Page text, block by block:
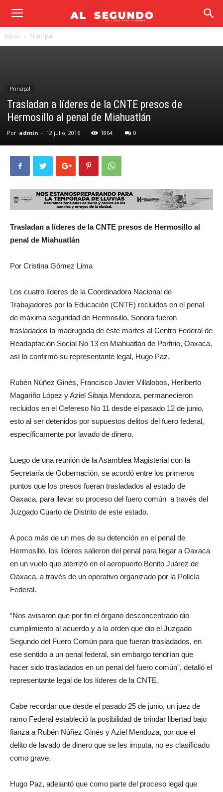
Inicio Principal
Principal
Trasladan a líderes de la CNTE presos de
Hermosillo al penal de Miahuatlán
Por admin - 12 julio, 2016 1864 0
Trasladan a líderes de la CNTE presos de Hermosillo al
penal de Miahuatlán
Por Cristina Gómez Lima
Los cuatro líderes de la Coordinadora Nacional de
Trabajadores por la Educación (CNTE) recluidos en el penal
de máxima seguridad de Hermosillo, Sonora fueron
trasladados la madrugada de éste martes al Centro Federal de
Readaptación Social No 13 en Miahuatlán de Porfirio, Oaxaca,
así lo confirmó su representante legal, Hugo Paz.
Rubén Núñez Ginés, Francisco Javier Villalobos, Heriberto
Magariño López y Aziel Sibaja Mendoza, permanecieron
recluidos en el Cefereso No 11 desde el pasado 12 de junio,
esto al ser detenidos por supuestos delitos del fuero federal,
específicamente por lavado de dinero.
Luego de una reunión de la Asamblea Magisterial con la
Secretaría de Gobernación, se acordó entre los primeros
puntos que los presos fueran trasladados al estado de
Oaxaca, para llevar su proceso del fuero común a través del
Juzgado Cuarto de Distrito de este estado.
A poco más de un mes de su detención en el penal de
Hermosillo, los líderes salieron del penal para llegar a Oaxaca
en un vuelo que aterrizó en el aeropuerto Benito Juárez de
Oaxaca, a través de un operativo organizado por la Policía
Federal.
“Nos avisaron que por fin el órgano desconcentrado dio
cumplimiento al acuerdo y a la orden que dio el Juzgado
Segundo del Fuero Común para que fueran trasladados, en
ese sentido a un penal federal, sin embargo tendrían que
hacer sido trasladados en un penal del fuero común”, detalló el
representante legal de los líderes de la CNTE.
Cabe recordar que desde el pasado 25 de junio, un juez de
ramo Federal estableció la posibilidad de brindar libertad bajo
fianza a Rubén Núñez Ginés y Aziel Mendoza, por que el
delito de lavado de dinero que se les imputa, no es clasificado
como grave.
Hugo Paz, adelantó que como parte del proceso legal que